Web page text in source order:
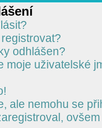
odhlášen?
moje uživatelské
ale nemohu se